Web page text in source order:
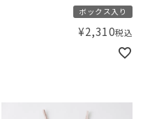
ボックス入り
¥2,310税込